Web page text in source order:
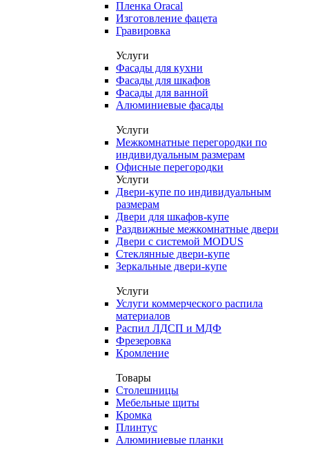
Пленка Oracal
Изготовление фацета
Гравировка
Услуги
Фасады для кухни
Фасады для шкафов
Фасады для ванной
Алюминиевые фасады
Услуги
Межкомнатные перегородки по
индивидуальным размерам
Офисные перегородки
Услуги
Двери-купе по индивидуальным
размерам
Двери для шкафов-купе
Раздвижные межкомнатные двери
Двери с системой MODUS
Стеклянные двери-купе
Зеркальные двери-купе
Услуги
Услуги коммерческого распила
материалов
Распил ЛДСП и МДФ
Фрезеровка
Кромление
Товары
Столешницы
Мебельные щиты
Кромка
Плинтус
Алюминиевые планки